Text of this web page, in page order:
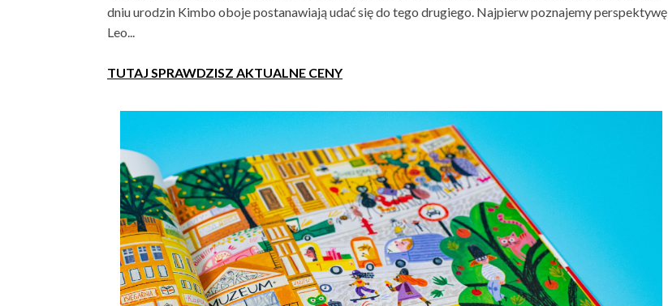
dniu urodzin Kimbo oboje postanawiają udać się do tego drugiego. Najpierw poznajemy perspektywę
Leo...
TUTAJ SPRAWDZISZ AKTUALNE CENY